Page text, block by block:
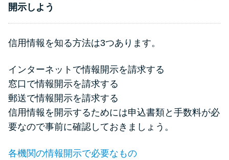
開示しよう
信用情報を知る方法は3つあります。
インターネットで情報開示を請求する
窓口で情報開示を請求する
郵送で情報開示を請求する
信用情報を開示するためには申込書類と手数料が必
要なので事前に確認しておきましょう。
各機関の情報開示で必要なもの